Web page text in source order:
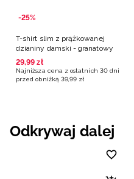
-25%
T-shirt slim z prążkowanej
dzianiny damski - granatowy
29,99 zł
Najniższa cena z ostatnich 30 dni
przed obniżką 39,99 zł
Odkrywaj dalej